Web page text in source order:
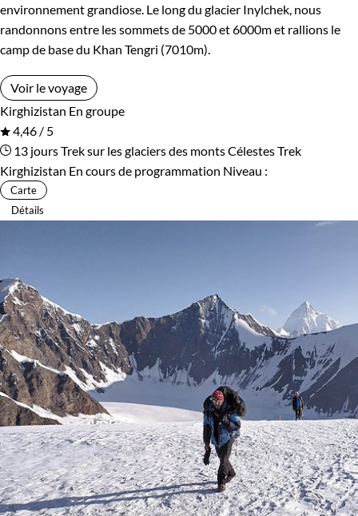
environnement grandiose. Le long du glacier Inylchek, nous
randonnons entre les sommets de 5000 et 6000m et rallions le
camp de base du Khan Tengri (7010m).
Voir le voyage
Kirghizistan En groupe
4,46 / 5
13 joursTrek sur les glaciers des monts CélestesTrek
Kirghizistan En cours de programmation Niveau :
Carte
Détails